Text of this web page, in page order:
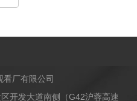
看厂有限公司
发区开发大道南侧（G42沪蓉高速